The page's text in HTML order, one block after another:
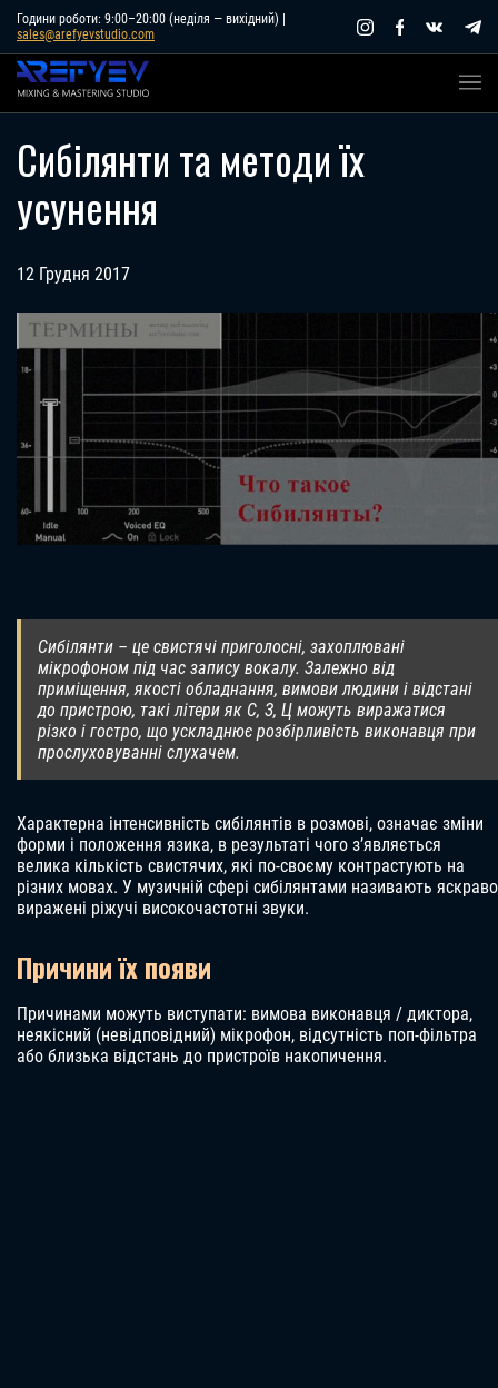
Skip
content
Години роботи: 9:00–20:00 (неділя — вихідний) |
sales@arefyevstudio.com
Сибілянти та методи їх
усунення
12 Грудня 2017
Сибілянти – це свистячі приголосні, захоплювані
мікрофоном під час запису вокалу. Залежно від
приміщення, якості обладнання, вимови людини і відстані
до пристрою, такі літери як С, З, Ц можуть виражатися
різко і гостро, що ускладнює розбірливість виконавця при
прослуховуванні слухачем.
Характерна інтенсивність сибілянтів в розмові, означає зміни
форми і положення язика, в результаті чого з’являється
велика кількість свистячих, які по-своєму контрастують на
різних мовах. У музичній сфері сибілянтами називають яскраво
виражені ріжучі високочастотні звуки.
Причини їх появи
Причинами можуть виступати: вимова виконавця / диктора,
неякісний (невідповідний) мікрофон, відсутність поп-фільтра
або близька відстань до пристроїв накопичення.